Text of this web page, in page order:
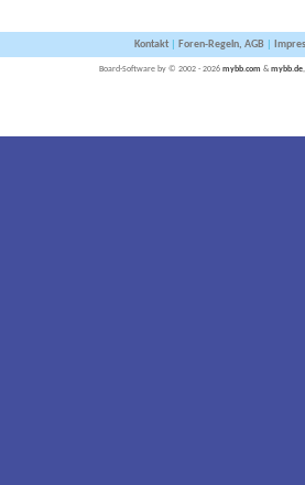
Kontakt| Foren-Regeln, AGB|
Board-Software by © 2002 - 2026 mybb.com & mybb.de